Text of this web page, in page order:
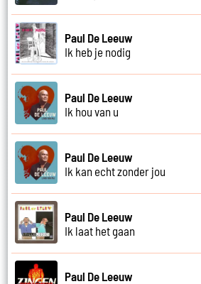
Paul De Leeuw
Ik heb je nodig
Paul De Leeuw
Ik hou van u
Paul De Leeuw
Ik kan echt zonder jou
Paul De Leeuw
Ik laat het gaan
Paul De Leeuw